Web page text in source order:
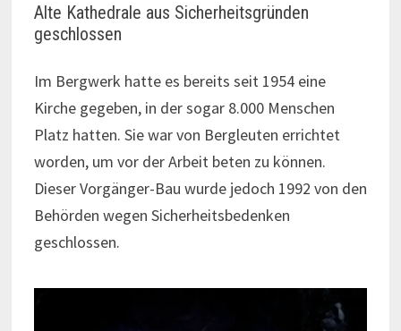
Alte Kathedrale aus Sicherheitsgründen
geschlossen
Im Bergwerk hatte es bereits seit 1954 eine
Kirche gegeben, in der sogar 8.000 Menschen
Platz hatten. Sie war von Bergleuten errichtet
worden, um vor der Arbeit beten zu können.
Dieser Vorgänger-Bau wurde jedoch 1992 von den
Behörden wegen Sicherheitsbedenken
geschlossen.